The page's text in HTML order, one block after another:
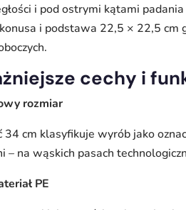
i pod ostrymi kątami
i podstawa 22,5 × 22,5 cm
cechy i
rozmiar
34 cm klasyfikuje wyrób jako
– na wąskich pasach
PE